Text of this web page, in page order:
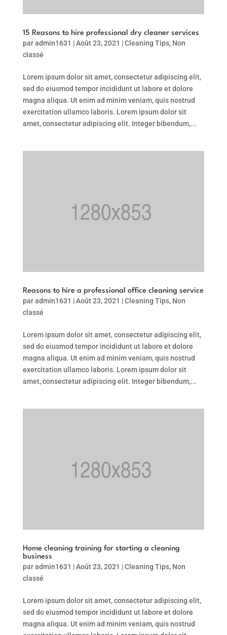
15 Reasons to hire professional dry cleaner services
paradmin1631 |Août 23, 2021 |Cleaning Tips, Non
classé
Lorem ipsum dolor sit amet, consectetur adipiscing elit,
sed do eiusmod tempor incididunt ut labore et dolore
magna aliqua. Ut enim ad minim veniam, quis nostrud
exercitation ullamco laboris. Lorem ipsum dolor sit
amet, consectetur adipiscing elit. Integer bibendum,...
Reasons to hire a professional office cleaning service
paradmin1631 |Août 23, 2021 |Cleaning Tips, Non
classé
Lorem ipsum dolor sit amet, consectetur adipiscing elit,
sed do eiusmod tempor incididunt ut labore et dolore
magna aliqua. Ut enim ad minim veniam, quis nostrud
exercitation ullamco laboris. Lorem ipsum dolor sit
amet, consectetur adipiscing elit. Integer bibendum,...
Home cleaning training for starting a cleaning
business
paradmin1631 |Août 23, 2021 |Cleaning Tips, Non
classé
Lorem ipsum dolor sit amet, consectetur adipiscing elit,
sed do eiusmod tempor incididunt ut labore et dolore
magna aliqua. Ut enim ad minim veniam, quis nostrud